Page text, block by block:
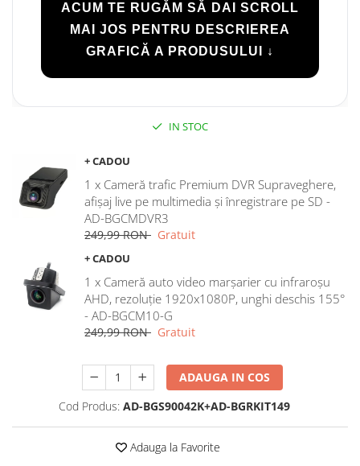
Rame adaptoare Chevrolet
Rame adaptoare Mitsubishi
Rame adaptoare Jeep
Rame adaptoare Chrysler
Rame adaptoare Isuzu
Rame adaptoare Subaru
Rame adaptoare Iveco
Rame adaptoare Smart
Rame adaptoare Ssangyong
Rame adaptoare Hummer
Camere marșarier auto
ACUM TE RUGĂM SĂ DAI SCROLL
MAI JOS PENTRU DESCRIEREA
GRAFICĂ A PRODUSULUI ↓
IN STOC
+ CADOU
1 x Cameră trafic Premium DVR Supraveghere,
afișaj live pe multimedia și înregistrare pe SD -
AD-BGCMDVR3
249,99 RON Gratuit
+ CADOU
1 x Cameră auto video marșarier cu infraroșu
AHD, rezoluție 1920x1080P, unghi deschis 155°
- AD-BGCM10-G
249,99 RON Gratuit
ADAUGA IN COS
Cod Produs: AD-BGS90042K+AD-BGRKIT149
Adauga la Favorite